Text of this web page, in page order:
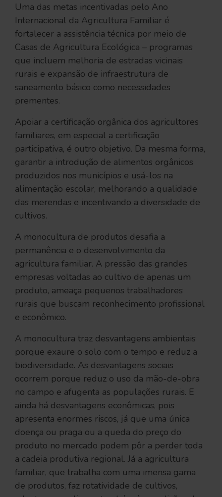
Uma das metas incentivadas pelo Ano
Internacional da Agricultura Familiar é
fortalecer a assistência técnica por meio de
Casas de Agricultura Ecológica – programas
que incluem melhoria de estradas vicinais
rurais e expansão de infraestrutura de
saneamento básico como necessidades
prementes.
Apoiar a certificação orgânica dos agricultores
familiares, em especial a certificação
participativa, é outro objetivo. Da mesma forma,
garantir a introdução de alimentos orgânicos
produzidos nos municípios e usá-los na
alimentação escolar, melhorando a qualidade
das merendas e incentivando a diversidade de
cultivos.
A monocultura de produtos desafia a
permanência e o desenvolvimento da
agricultura familiar. A pressão das grandes
empresas voltadas ao cultivo de apenas um
produto, ameaça pequenos trabalhadores
rurais que buscam reconhecimento profissional
e econômico.
A monocultura traz desvantagens ambientais
porque exaure o solo com o tempo e reduz a
biodiversidade. As desvantagens sociais
ocorrem porque reduz o uso da mão-de-obra
no campo e afugenta as populações rurais. E
ainda há desvantagens econômicas, pois
apresenta enormes riscos, já que uma única
doença ou praga ou a queda do preço do
produto no mercado podem pôr a perder toda
a cadeia produtiva regional. Já a agricultura
familiar, que trabalha com uma imensa gama
de produtos, faz rotatividade de cultivos,